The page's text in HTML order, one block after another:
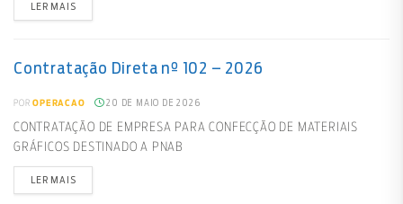
LER MAIS
Contratação Direta nº 102 – 2026
POR OPERACAO 20 DE MAIO DE 2026
CONTRATAÇÃO DE EMPRESA PARA CONFECÇÃO DE MATERIAIS
GRÁFICOS DESTINADO A PNAB
LER MAIS